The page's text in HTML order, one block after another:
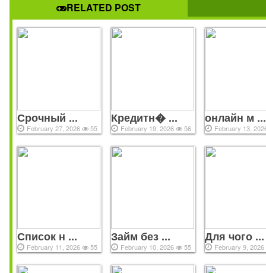
которых будет оформлен займ. Платформа
кредиторами Казахстана.
1) обработку ошибок и исключений безопасным
RELATED POST
Срочный ...
February 27, 2026 55
Кредитн� ...
February 19, 2026 56
онлайн м ...
February 13,
Список н ...
February 11, 2026 55
Займ без ...
February 10, 2026 55
Для чого ...
February 9, 2026